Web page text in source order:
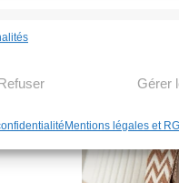
appareils en fonction des
Identifier les
Gérer
Mentions légales et